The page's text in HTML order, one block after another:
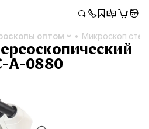
оптом Микроскоп
А-0880